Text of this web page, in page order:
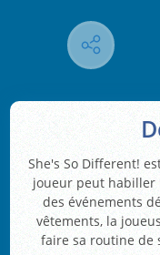
She's So Different!
joueur peut habiller
des événements
vêtements, la
faire sa routine de